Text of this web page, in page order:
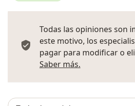
Todas las opiniones son
este motivo, los
pagar para modificar o
Saber más.